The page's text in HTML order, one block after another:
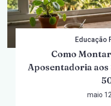
Educação
Como
Aposentadoria aos
maio